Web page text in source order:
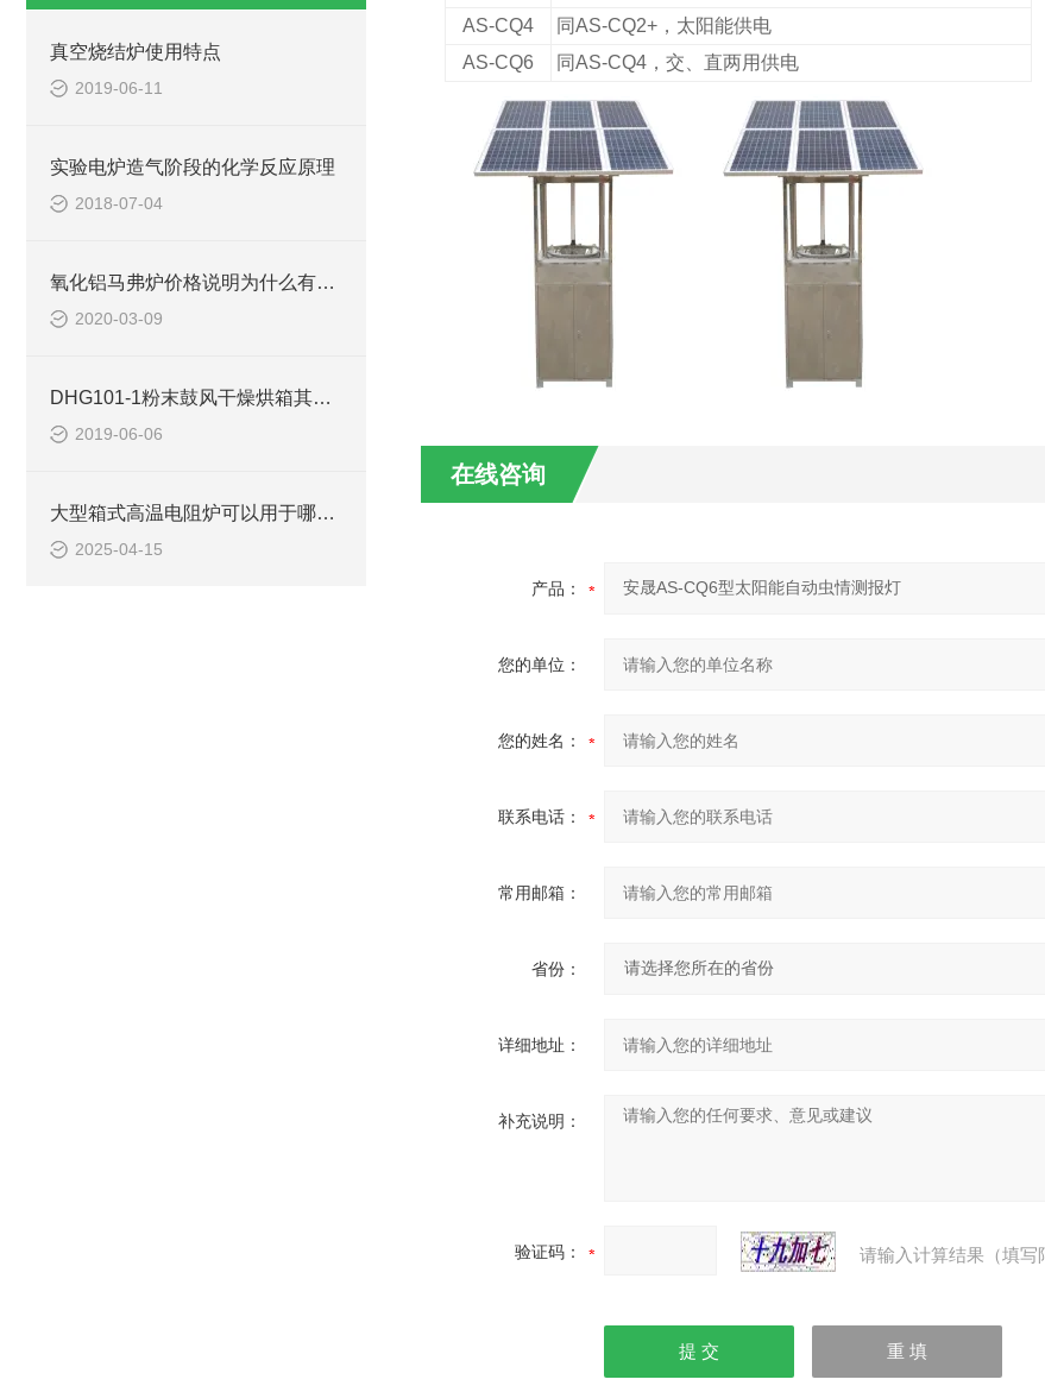
真空烧结炉使用特点
2019-06-11
实验电炉造气阶段的化学反应原理
2018-07-04
氧化铝马弗炉价格说明为什么有的马弗炉才3000元？
2020-03-09
DHG101-1粉末鼓风干燥烘箱其使用及注意事项
2019-06-06
大型箱式高温电阻炉可以用于哪些方面的使用
2025-04-15
AS-CQ4 同AS-CQ2+，太阳能供电
AS-CQ6 同AS-CQ4，交、直两用供电
在线咨询
产品：
您的单位：
您的姓名：
联系电话：
常用邮箱：
省份：
详细地址：
补充说明：
验证码： 请输入计算结果（填